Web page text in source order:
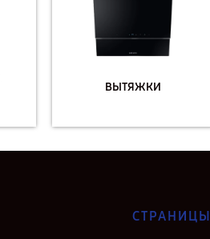
ВЫТЯЖКИ
СТРАНИЦЫ